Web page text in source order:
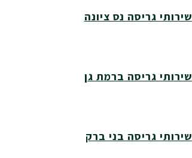
שירותי גריסה נס ציונה
שירותי גריסה ברמת גן
שירותי גריסה בני ברק